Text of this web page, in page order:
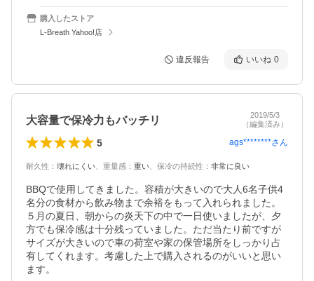
購入したストア
L-Breath Yahoo!店
違反報告 いいね 0
大容量で保冷力もバッチリ
2019/5/3
（編集済み）
5 ags********さん
耐久性 ： 壊れにくい 重量感 ： 重い 保冷の持続性 ： 非常に良い
BBQで使用してきました。容積が大きいので大人6名子供4
名分の食材から飲み物まで余裕をもって入れられました。
５月の夏日、朝からの炎天下の中で一日使いましたが、夕
方でも保冷感は十分残っていました。ただ当たり前ですが
サイズが大きいので車の荷室や家の保管場所をしっかり占
有してくれます。考慮した上で購入されるのがいいと思い
ます。